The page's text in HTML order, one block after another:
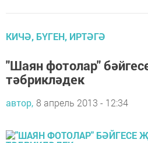
КИЧӘ, БҮГЕН, ИРТӘГӘ
"Шаян фотолар"
тәбрикләдек
автор, 8 апрель 2013 - 12:34